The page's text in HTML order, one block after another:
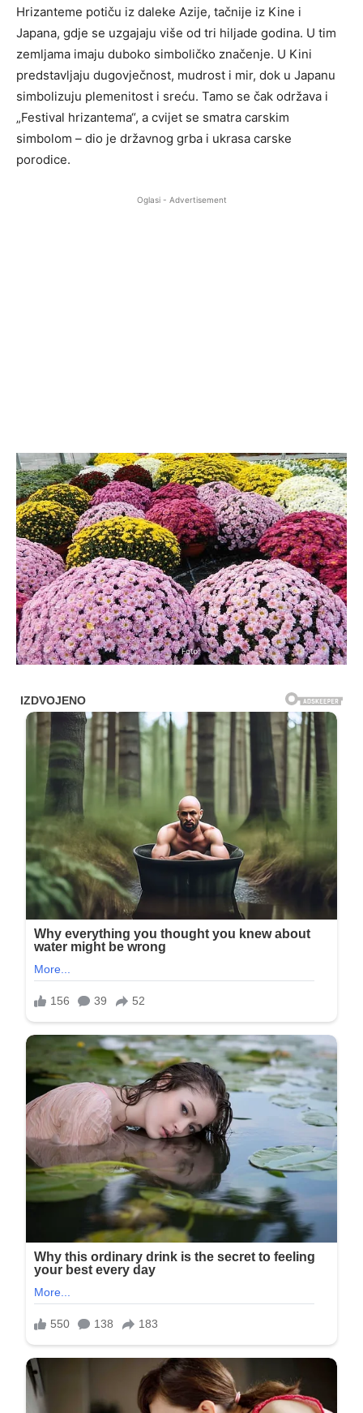
Hrizanteme potiču iz daleke Azije, tačnije iz Kine i
Japana, gdje se uzgajaju više od tri hiljade godina. U tim
zemljama imaju duboko simboličko značenje. U Kini
predstavljaju dugovječnost, mudrost i mir, dok u Japanu
simbolizuju plemenitost i sreću. Tamo se čak održava i
„Festival hrizantema“, a cvijet se smatra carskim
simbolom – dio je državnog grba i ukrasa carske
porodice.
Oglasi - Advertisement